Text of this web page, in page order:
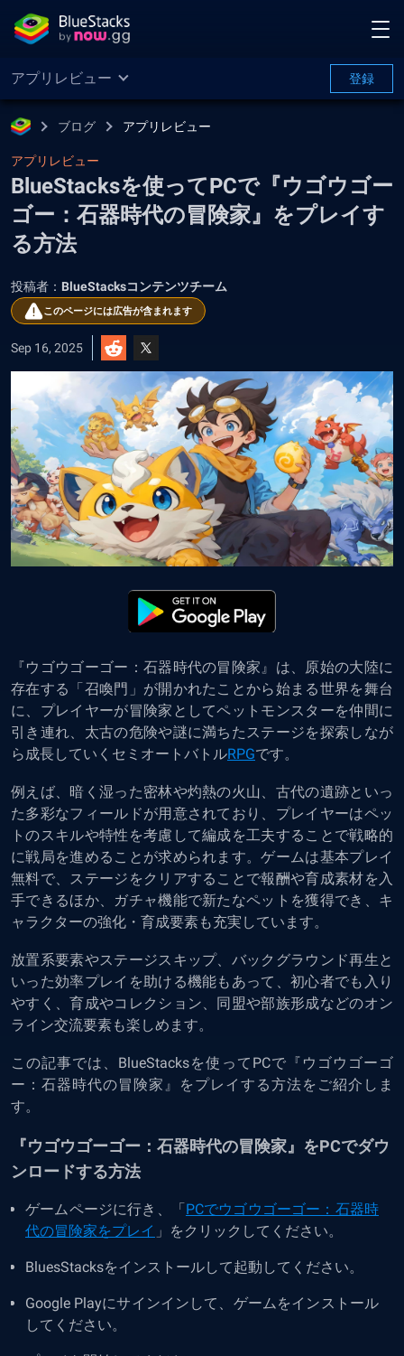
アプリレビュー 登録
ブログ アプリレビュー
アプリレビュー
BlueStacksを使ってPCで『ウゴウゴー
ゴー：石器時代の冒険家』をプレイす
る方法
投稿者： BlueStacksコンテンツチーム
このページには広告が含まれます
Sep 16, 2025
『ウゴウゴーゴー：石器時代の冒険家』は、原始の大陸に
存在する「召喚門」が開かれたことから始まる世界を舞台
に、プレイヤーが冒険家としてペットモンスターを仲間に
引き連れ、太古の危険や謎に満ちたステージを探索しなが
ら成長していくセミオートバトルRPGです。
例えば、暗く湿った密林や灼熱の火山、古代の遺跡といっ
た多彩なフィールドが用意されており、プレイヤーはペッ
トのスキルや特性を考慮して編成を工夫することで戦略的
に戦局を進めることが求められます。ゲームは基本プレイ
無料で、ステージをクリアすることで報酬や育成素材を入
手できるほか、ガチャ機能で新たなペットを獲得でき、キ
ャラクターの強化・育成要素も充実しています。
放置系要素やステージスキップ、バックグラウンド再生と
いった効率プレイを助ける機能もあって、初心者でも入り
やすく、育成やコレクション、同盟や部族形成などのオン
ライン交流要素も楽しめます。
この記事では、BlueStacksを使ってPCで『ウゴウゴーゴ
ー：石器時代の冒険家』をプレイする方法をご紹介しま
す。
『ウゴウゴーゴー：石器時代の冒険家』をPCでダウ
ンロードする方法
ゲームページに行き、「PCでウゴウゴーゴー：石器時
代の冒険家をプレイ 」をクリックしてください。
BluesStacksをインストールして起動してください。
Google Playにサインインして、ゲームをインストール
してください。